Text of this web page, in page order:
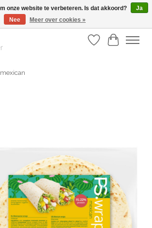
info@carewormerveer.nl
Verlanglijst
onze website te verbeteren. Is dat akkoord?
Ja
Nee
Meer over cookies »